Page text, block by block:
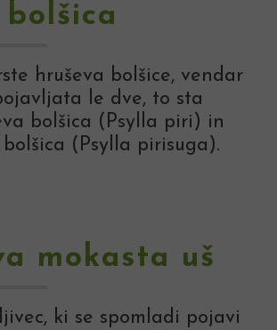
bolšica
hruševa bolšice, vendar
le dve, to sta
bolšica (Psylla piri) in
(Psylla pirisuga).
mokasta uš
ki se spomladi pojavi